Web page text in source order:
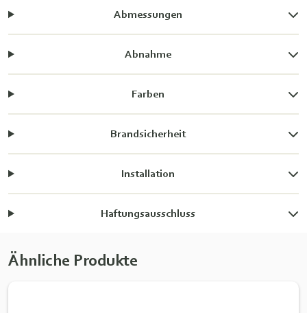
Abmessungen
Abnahme
Farben
Brandsicherheit
Installation
Haftungsausschluss
Ähnliche Produkte